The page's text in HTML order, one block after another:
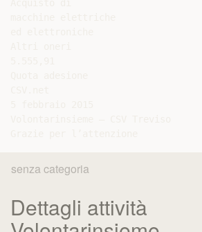
senza categoria
Dettagli attività